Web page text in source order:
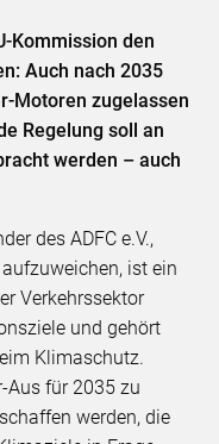
Kommission den
Auch nach 2035
Motoren zugelassen
Regelung soll an
werden – auch
des ADFC e.V.,
ist ein
Verkehrssektor
und gehört
Klimaschutz.
Aus für 2035 zu
werden, die